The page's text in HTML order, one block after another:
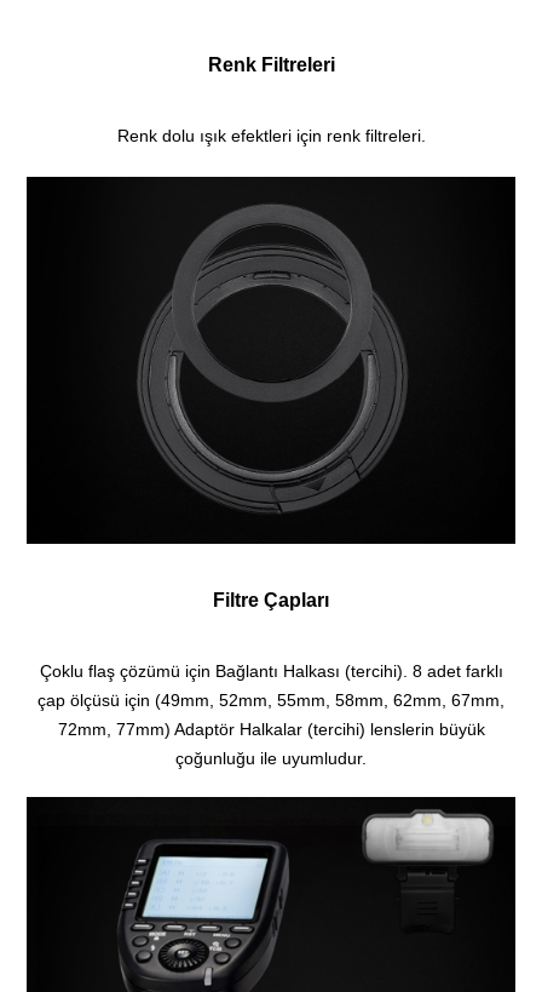
Renk Filtreleri
Renk dolu ışık efektleri için renk filtreleri.
Filtre Çapları
Çoklu flaş çözümü için Bağlantı Halkası (tercihi). 8 adet farklı
çap ölçüsü için (49mm, 52mm, 55mm, 58mm, 62mm, 67mm,
72mm, 77mm) Adaptör Halkalar (tercihi) lenslerin büyük
çoğunluğu ile uyumludur.